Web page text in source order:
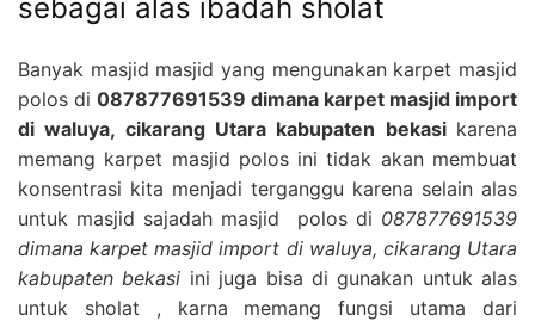
sebagai alas ibadah sholat
Banyak masjid masjid yang mengunakan karpet masjid
polos di 087877691539 dimana karpet masjid import
di waluya, cikarang Utara kabupaten bekasi karena
memang karpet masjid polos ini tidak akan membuat
konsentrasi kita menjadi terganggu karena selain alas
untuk masjid sajadah masjid polos di 087877691539
dimana karpet masjid import di waluya, cikarang Utara
kabupaten bekasi ini juga bisa di gunakan untuk alas
untuk sholat , karna memang fungsi utama dari